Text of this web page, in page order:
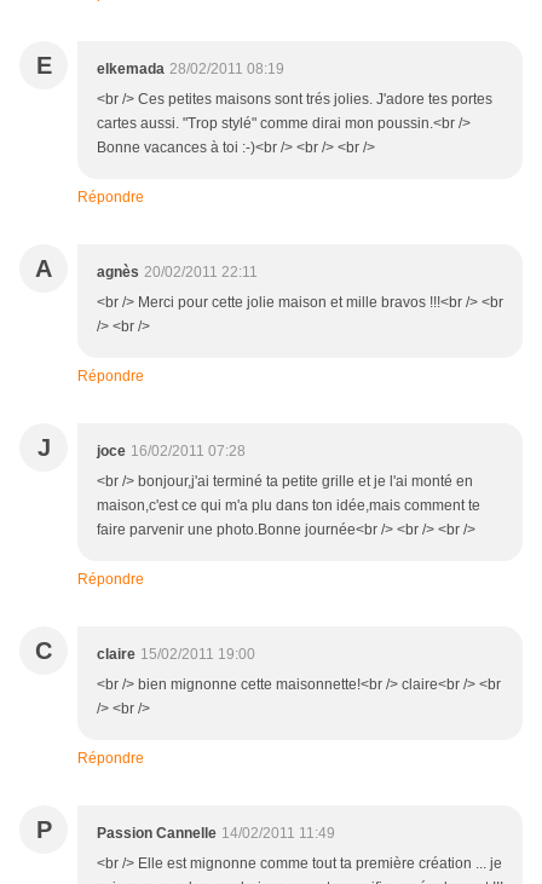
E elkemada 28/02/2011 08:19
<br /> Ces petites maisons sont trés jolies. J'adore tes portes
cartes aussi. "Trop stylé" comme dirai mon poussin.<br />
Bonne vacances à toi :-)<br /> <br /> <br />
Répondre
A agnès 20/02/2011 22:11
<br /> Merci pour cette jolie maison et mille bravos !!!<br /> <br
/> <br />
Répondre
J joce 16/02/2011 07:28
<br /> bonjour,j'ai terminé ta petite grille et je l'ai monté en
maison,c'est ce qui m'a plu dans ton idée,mais comment te
faire parvenir une photo.Bonne journée<br /> <br /> <br />
Répondre
C claire 15/02/2011 19:00
<br /> bien mignonne cette maisonnette!<br /> claire<br /> <br
/> <br />
Répondre
P Passion Cannelle 14/02/2011 11:49
<br /> Elle est mignonne comme tout ta première création ... je